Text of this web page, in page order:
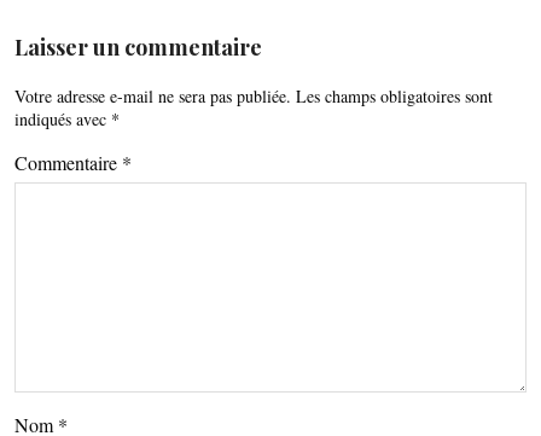
Laisser un commentaire
Votre adresse e-mail ne sera pas publiée. Les champs obligatoires sont
indiqués avec *
Commentaire *
Nom*